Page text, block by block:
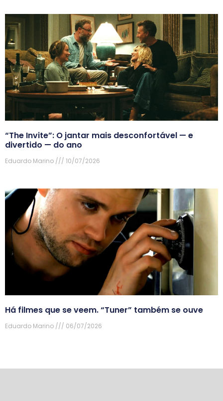
“The Invite”: O jantar mais desconfortável — e
divertido — do ano
Eduardo Marino 10/07/2026
Há filmes que se veem. “Tuner” também se ouve
Eduardo Marino 06/07/2026